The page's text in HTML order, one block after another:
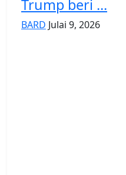
Trump beri ...
BARD Julai 9, 2026